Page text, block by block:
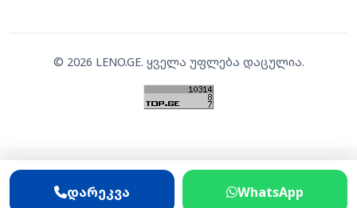
დარეკვა WhatsApp
© 2026 LENO.GE. ყველა უფლება დაცულია.